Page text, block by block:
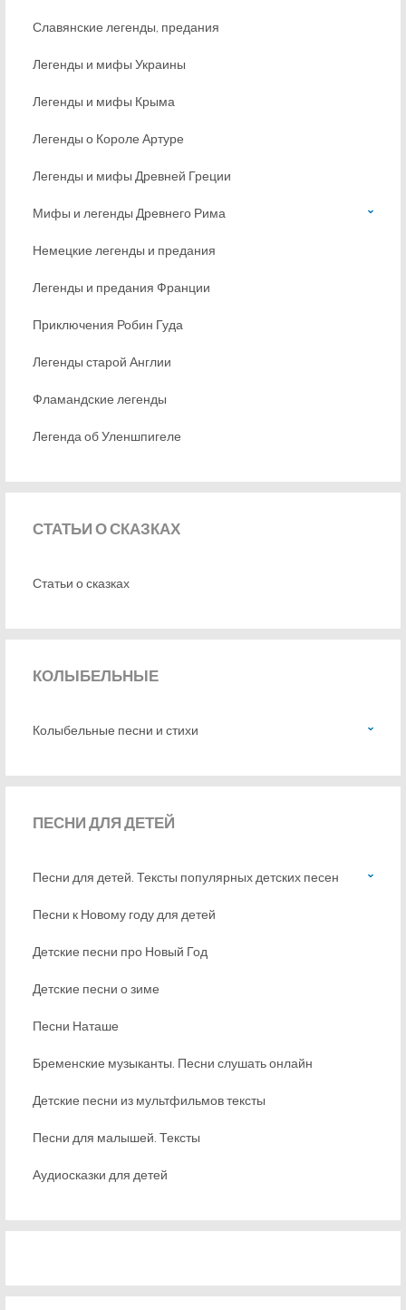
Славянские легенды, предания
Легенды и мифы Украины
Легенды и мифы Крыма
Легенды о Короле Артуре
Легенды и мифы Древней Греции
Мифы и легенды Древнего Рима
Немецкие легенды и предания
Легенды и предания Франции
Приключения Робин Гуда
Легенды старой Англии
Фламандские легенды
Легенда об Уленшпигеле
СТАТЬИО СКАЗКАХ
Статьи о сказках
КОЛЫБЕЛЬНЫЕ
Колыбельные песни и стихи
ПЕСНИДЛЯ ДЕТЕЙ
Песни для детей. Тексты популярных детских песен
Песни к Новому году для детей
Детские песни про Новый Год
Детские песни о зиме
Песни Наташе
Бременские музыканты. Песни слушать онлайн
Детские песни из мультфильмов тексты
Песни для малышей. Тексты
Аудиосказки для детей